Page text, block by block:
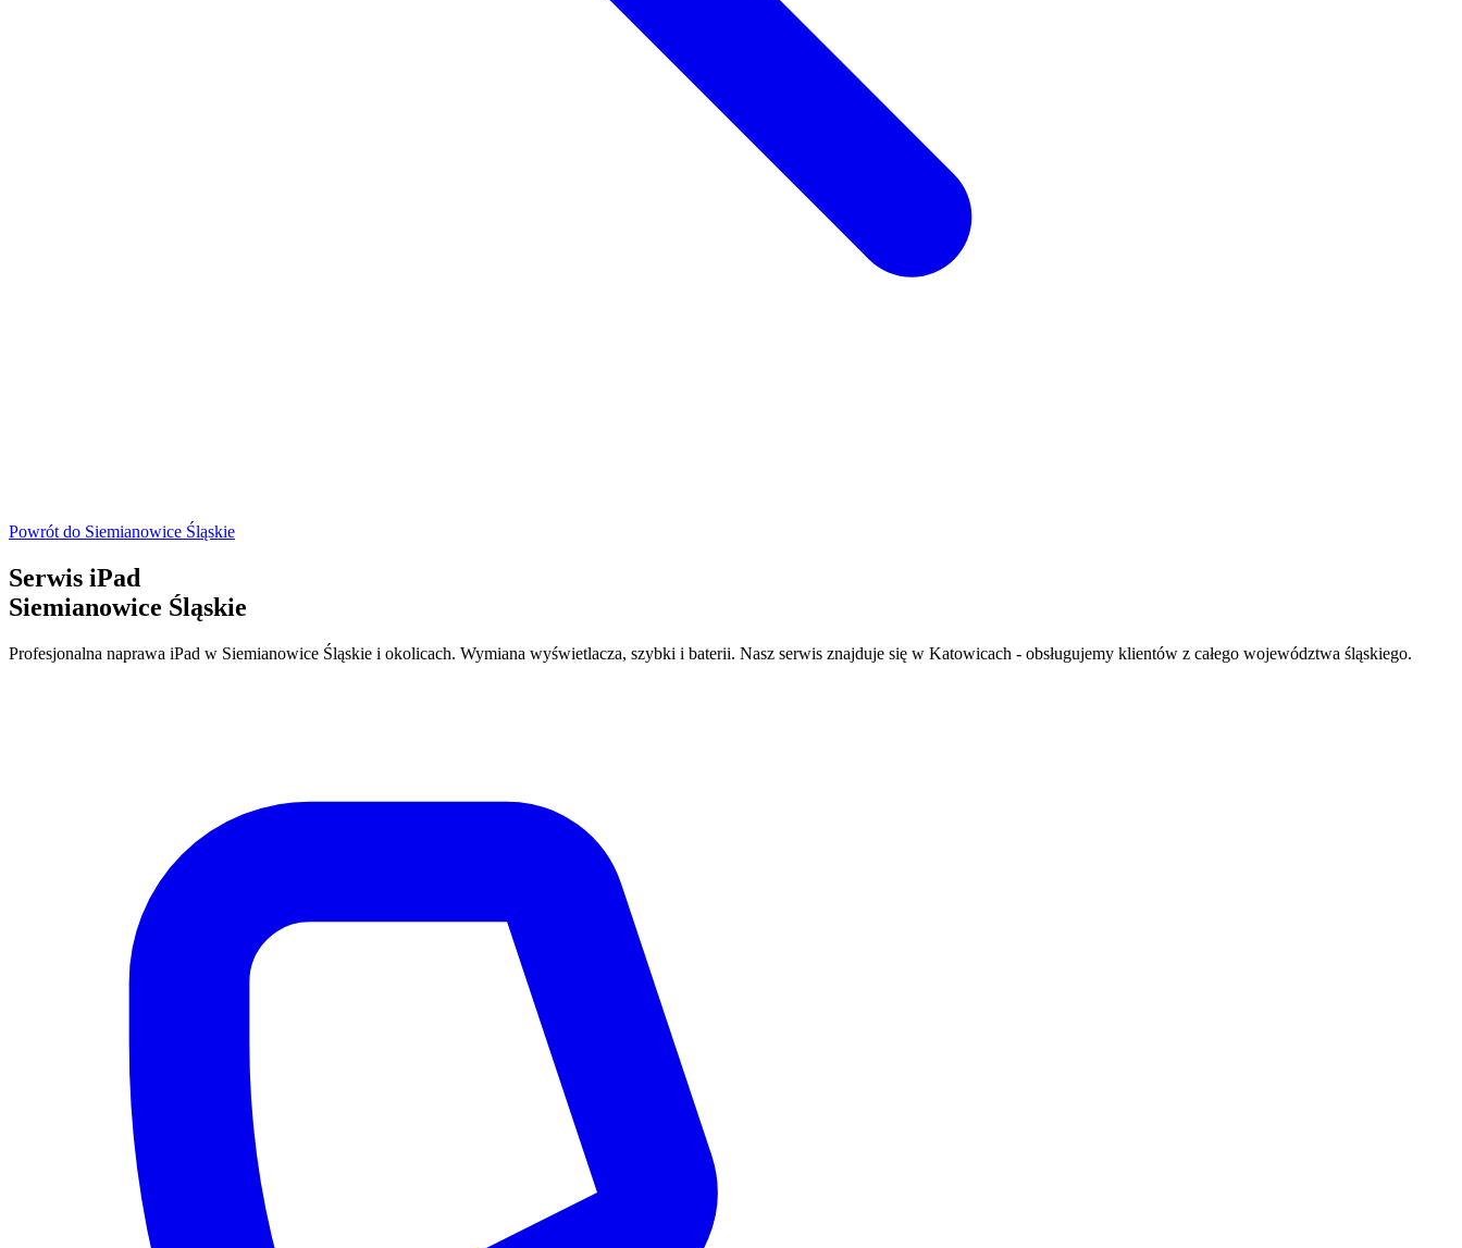
Powrót do Siemianowice Śląskie
Serwis iPad
Siemianowice Śląskie
Profesjonalna naprawa iPad w Siemianowice Śląskie i okolicach. Wymiana wyświetlacza, szybki i baterii. Nasz serwis znajduje się w Katowicach - obsługujemy klientów z całego województwa śląskiego.